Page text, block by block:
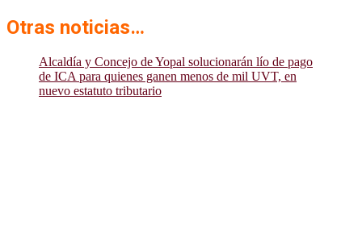
Otras noticias…
Alcaldía y Concejo de Yopal solucionarán lío de pago
de ICA para quienes ganen menos de mil UVT, en
nuevo estatuto tributario